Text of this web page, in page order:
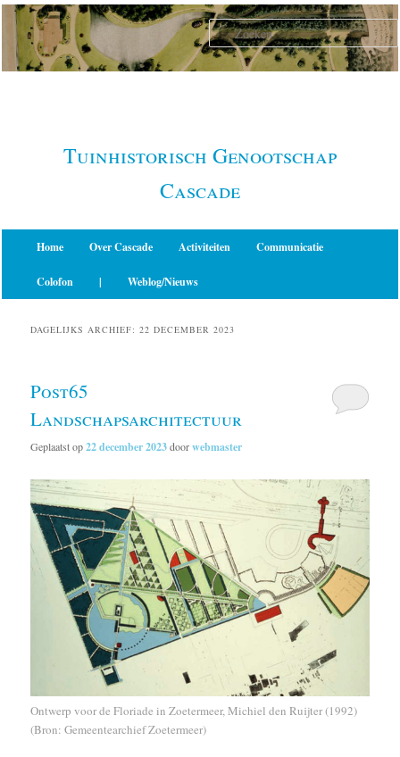
Spring
naar
primaire
Spring
naar
secundaire
Tuinhistorisch Genootschap
Cascade
Home Over Cascade Activiteiten Communicatie
Colofon | Weblog/Nieuws
DAGELIJKS ARCHIEF:22 DECEMBER 2023
Post65
Landschapsarchitectuur
Geplaatst op22 december 2023doorwebmaster
Ontwerp voor de Floriade in Zoetermeer, Michiel den Ruijter (1992)
(Bron: Gemeentearchief Zoetermeer)